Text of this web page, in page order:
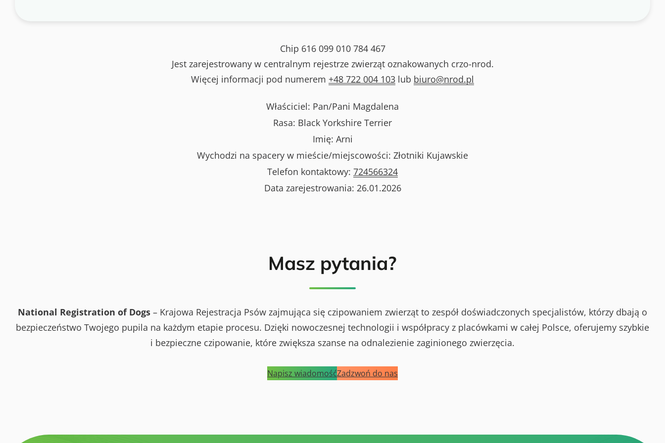
Chip 616 099 010 784 467
Jest zarejestrowany w centralnym rejestrze zwierząt oznakowanych crzo-nrod.
Więcej informacji pod numerem +48 722 004 103 lub biuro@nrod.pl
Właściciel: Pan/Pani Magdalena
Rasa: Black Yorkshire Terrier
Imię: Arni
Wychodzi na spacery w mieście/miejscowości: Złotniki Kujawskie
Telefon kontaktowy: 724566324
Data zarejestrowania: 26.01.2026
Masz pytania?
National Registration of Dogs – Krajowa Rejestracja Psów zajmująca się czipowaniem zwierząt to zespół doświadczonych specjalistów, którzy dbają o
bezpieczeństwo Twojego pupila na każdym etapie procesu. Dzięki nowoczesnej technologii i współpracy z placówkami w całej Polsce, oferujemy szybkie
i bezpieczne czipowanie, które zwiększa szanse na odnalezienie zaginionego zwierzęcia.
Napisz wiadomośćZadzwoń do nas